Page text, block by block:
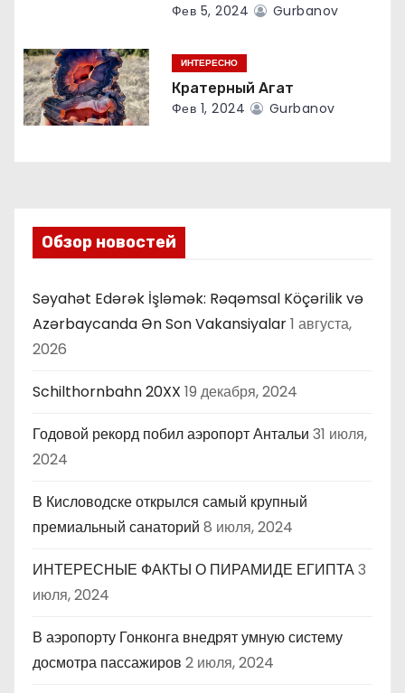
Фев 5, 2024 Gurbanov
ИНТЕРЕСНО
Кратерный Агат
Фев 1, 2024 Gurbanov
Обзор новостей
Səyahət Edərək İşləmək: Rəqəmsal Köçərilik və
Azərbaycanda Ən Son Vakansiyalar1 августа,
2026
Schilthornbahn 20XX 19 декабря, 2024
Годовой рекорд побил аэропорт Антальи 31 июля,
2024
В Кисловодске открылся самый крупный
премиальный санаторий 8 июля, 2024
ИНТЕРЕСНЫЕ ФАКТЫ О ПИРАМИДЕ ЕГИПТА3
июля, 2024
В аэропорту Гонконга внедрят умную систему
досмотра пассажиров 2 июля, 2024